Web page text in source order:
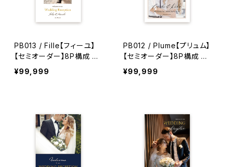
PB013 / Fille【フィーユ】
【セミオーダー】8P構成 結
婚式プロフィールブック
¥99,999
PB012 / Plume【プリュム】
【セミオーダー】8P構成 結
婚式プロフィールブック
¥99,999